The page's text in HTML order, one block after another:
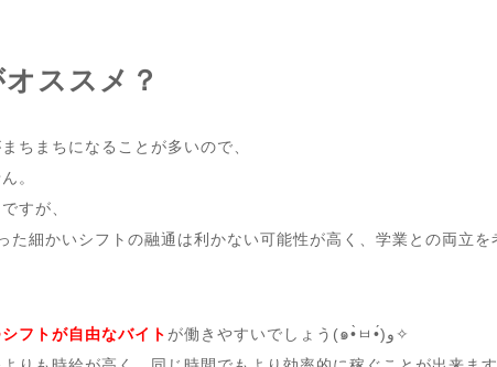
ススメ？
ちまちになることが多いので、
。
すが、
細かいシフトの融通は利かない可能性が高く、学業との両立を
フトが自由なバイト
が働きやすいでしょう(๑•̀ㅂ•́)و✧